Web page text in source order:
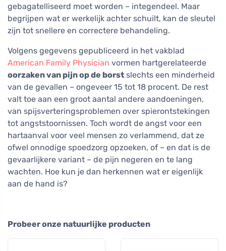
gebagatelliseerd moet worden – integendeel. Maar
begrijpen wat er werkelijk achter schuilt, kan de sleutel
zijn tot snellere en correctere behandeling.
Volgens gegevens gepubliceerd in het vakblad
American Family Physician vormen hartgerelateerde
oorzaken van pijn op de borst slechts een minderheid
van de gevallen – ongeveer 15 tot 18 procent. De rest
valt toe aan een groot aantal andere aandoeningen,
van spijsverteringsproblemen over spierontstekingen
tot angststoornissen. Toch wordt de angst voor een
hartaanval voor veel mensen zo verlammend, dat ze
ofwel onnodige spoedzorg opzoeken, of – en dat is de
gevaarlijkere variant – de pijn negeren en te lang
wachten. Hoe kun je dan herkennen wat er eigenlijk
aan de hand is?
Probeer onze natuurlijke producten